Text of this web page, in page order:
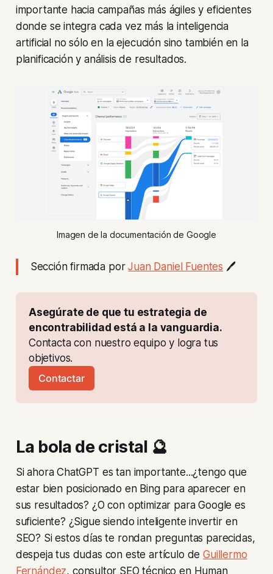
importante hacia campañas más ágiles y eficientes
donde se integra cada vez más la inteligencia
artificial no sólo en la ejecución sino también en la
planificación y análisis de resultados.
Imagen de la documentación de Google
Sección firmada porJuan Daniel Fuentes 🖊️
Asegúrate de que tu estrategia de
encontrabilidad está a la vanguardia.
Contacta con nuestro equipo y logra tus
objetivos.
Contactar
La bola de cristal 🔮
Si ahora ChatGPT es tan importante...¿tengo que
estar bien posicionado en Bing para aparecer en
sus resultados? ¿O con optimizar para Google es
suficiente? ¿Sigue siendo inteligente invertir en
SEO? Si estos días te rondan preguntas parecidas,
despeja tus dudas con este artículo deGuillermo
Fernández, consultor SEO técnico en Human